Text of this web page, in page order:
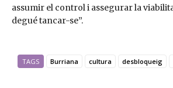
assumir el control i assegurar la
degué tancar-se”.
TAGS Burriana cultura desbloqueig